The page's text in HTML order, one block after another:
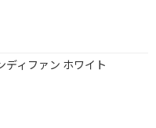
ディファン ホワイト